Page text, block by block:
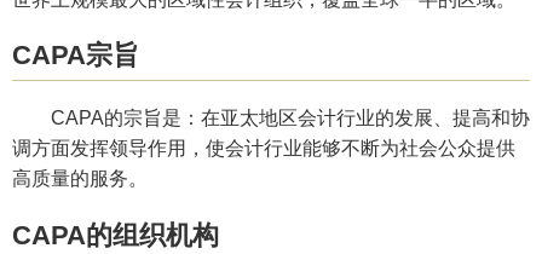
CAPA宗旨
CAPA的宗旨是：在亚太地区会计行业的发展、提高和协
调方面发挥领导作用，使会计行业能够不断为社会公众提供
高质量的服务。
CAPA的组织机构